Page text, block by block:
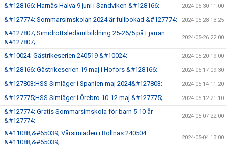
&#128166; Harnäs Halva 9 juni i Sandviken &#128166; 2024-05-30 11:00
&#127774; Sommarsimskolan 2024 är fullbokad &#127774; 2024-05-28 13:25
&#127807; Simidrottsledarutbildning 25-26/5 på Fjärran
&#127807;
2024-05-26 22:00
&#10024; Gästrikeserien 240519 &#10024; 2024-05-20 19:00
&#128166; Gästrikeserien 19 maj i Hofors &#128166; 2024-05-17 09:30
&#127803;HSS Simläger i Spanien maj 2024&#127803; 2024-05-14 11:20
&#127775;HSS Simläger i Örebro 10-12 maj &#127775; 2024-05-12 21:10
&#127774; Gratis Sommarsimskola för barn 5-10 år
&#127774;
2024-05-07 22:00
&#11088;&#65039; Vårsimiaden i Bollnäs 240504
&#11088;&#65039;
2024-05-04 13:00